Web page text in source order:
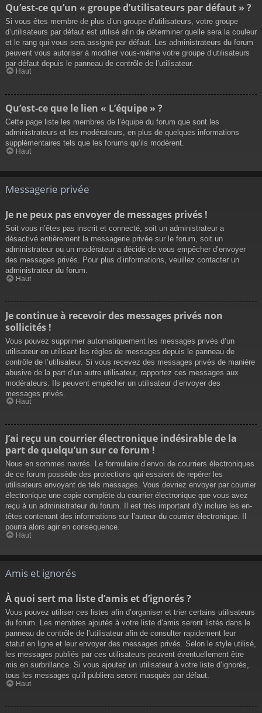
Qu’est-ce qu’un « groupe d’utilisateurs par défaut » ?
Si vous êtes membre de plus d’un groupe d’utilisateurs, votre groupe
d’utilisateurs par défaut est utilisé afin de déterminer quelle sera la couleur
et le rang qui vous sera assigné par défaut. Les administrateurs du forum
peuvent vous autoriser à modifier vous-même votre groupe d’utilisateurs
par défaut depuis le panneau de contrôle de l’utilisateur.
Haut
Qu’est-ce que le lien « L’équipe » ?
Cette page liste les membres de l’équipe du forum que sont les
administrateurs et les modérateurs, en plus de quelques informations
supplémentaires tels que les forums qu’ils modèrent.
Haut
Messagerie privée
Je ne peux pas envoyer de messages privés !
Soit vous n’êtes pas inscrit et connecté, soit un administrateur a
désactivé entièrement la messagerie privée sur le forum, soit un
administrateur ou un modérateur a décidé de vous empêcher d’envoyer
des messages privés. Pour plus d’informations, veuillez contacter un
administrateur du forum.
Haut
Je continue à recevoir des messages privés non
sollicités !
Vous pouvez supprimer automatiquement les messages privés d’un
utilisateur en utilisant les règles de messages depuis le panneau de
contrôle de l’utilisateur. Si vous recevez des messages privés de manière
abusive de la part d’un autre utilisateur, rapportez ces messages aux
modérateurs. Ils peuvent empêcher un utilisateur d’envoyer des
messages privés.
Haut
J’ai reçu un courrier électronique indésirable de la
part de quelqu’un sur ce forum !
Nous en sommes navrés. Le formulaire d’envoi de courriers électroniques
de ce forum possède des protections qui essaient de repérer les
utilisateurs envoyant de tels messages. Vous devriez envoyer par courrier
électronique une copie complète du courrier électronique que vous avez
reçu à un administrateur du forum. Il est très important d’y inclure les en-
têtes contenant des informations sur l’auteur du courrier électronique. Il
pourra alors agir en conséquence.
Haut
Amis et ignorés
À quoi sert ma liste d’amis et d’ignorés ?
Vous pouvez utiliser ces listes afin d’organiser et trier certains utilisateurs
du forum. Les membres ajoutés à votre liste d’amis seront listés dans le
panneau de contrôle de l’utilisateur afin de consulter rapidement leur
statut en ligne et leur envoyer des messages privés. Selon le style utilisé,
les messages publiés par ces utilisateurs peuvent éventuellement être
mis en surbrillance. Si vous ajoutez un utilisateur à votre liste d’ignorés,
tous les messages qu’il publiera seront masqués par défaut.
Haut